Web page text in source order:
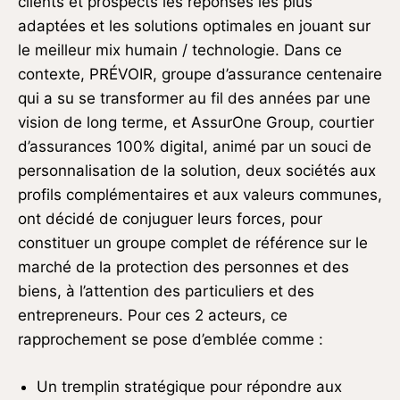
adaptées et les solutions optimales en jouant sur
le meilleur mix humain / technologie. Dans ce
contexte, PRÉVOIR, groupe d’assurance centenaire
qui a su se transformer au fil des années par une
vision de long terme, et AssurOne Group, courtier
d’assurances 100% digital, animé par un souci de
personnalisation de la solution, deux sociétés aux
profils complémentaires et aux valeurs communes,
ont décidé de conjuguer leurs forces, pour
constituer un groupe complet de référence sur le
marché de la protection des personnes et des
biens, à l’attention des particuliers et des
entrepreneurs. Pour ces 2 acteurs, ce
rapprochement se pose d’emblée comme :
Un tremplin stratégique pour répondre aux